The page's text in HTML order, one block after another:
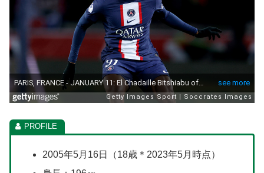
2005年5月16日（18歳＊2023年5月時点）